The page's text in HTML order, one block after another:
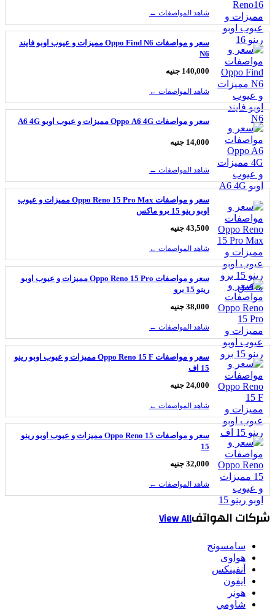
شاهد المواصفات ←
سعر و مواصفات Oppo Find N6 مميزات و عيوب اوبو فايند
140,000 جنيه
شاهد المواصفات ←
سعر و مواصفات Oppo A6 4G مميزات و عيوب اوبو A6 4G
14,000 جنيه
شاهد المواصفات ←
سعر و مواصفات Oppo Reno 15 Pro Max مميزات و عيوب
اوبو رينو 15 برو ماكس
43,500 جنيه
شاهد المواصفات ←
سعر و مواصفات Oppo Reno 15 Pro مميزات و عيوب اوبو
رينو 15 برو
38,000 جنيه
شاهد المواصفات ←
سعر و مواصفات Oppo Reno 15 F مميزات و عيوب اوبو رينو
24,000 جنيه
شاهد المواصفات ←
سعر و مواصفات Oppo Reno 15 مميزات و عيوب اوبو رينو
32,000 جنيه
شاهد المواصفات ←
الهواتفView All
سامسونج
هواوى
أنفينكس
ايفون
هونر
شاومي